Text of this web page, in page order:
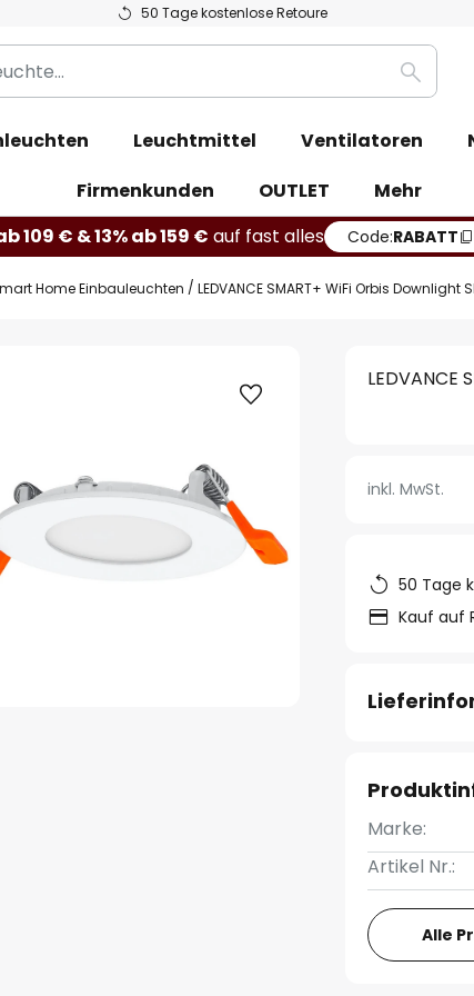
50 Tage kostenlose Retoure
Suche
Leuchtmittel Ventilatoren
Firmenkunden
OUTLET
Mehr
109 € & 13% ab 159 € auf fast alles Code:RABATT
Home Einbauleuchten LEDVANCE SMART+ WiFi Orbis Downlight
LEDVANCE
inkl. MwSt.
50 Tage
Kauf auf
Marke:
Artikel Nr.:
Alle